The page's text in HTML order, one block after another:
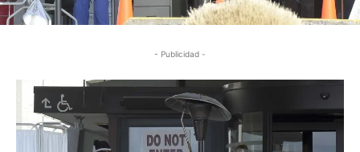
- Publicidad -